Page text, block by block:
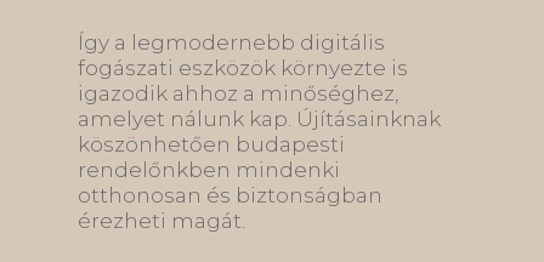
Így a legmodernebb digitális
fogászati eszközök környezte is
igazodik ahhoz a minőséghez,
amelyet nálunk kap. Újításainknak
köszönhetően budapesti
rendelőnkben mindenki
otthonosan és biztonságban
érezheti magát.